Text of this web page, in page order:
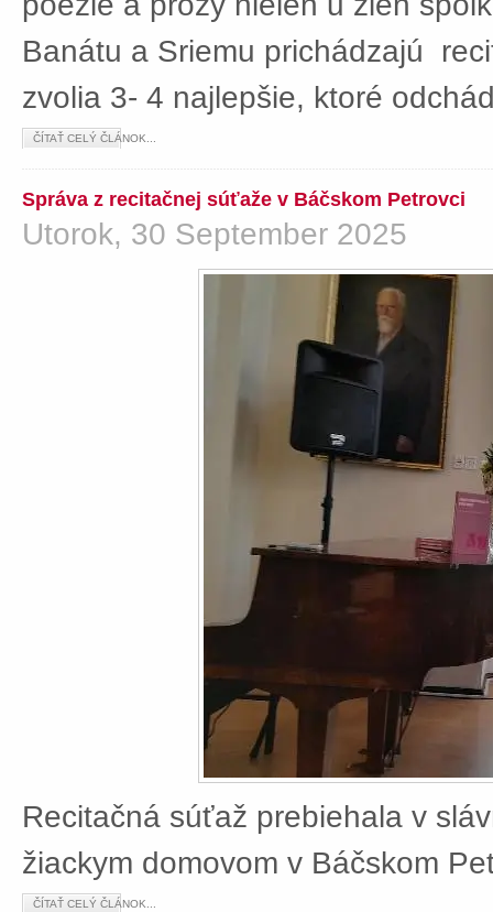
Banátu a Sriemu prichádzajú
zvolia 3- 4 najlepšie, ktoré
ČÍTAŤ CELÝ ČLÁNOK...
Správa z recitačnej súťaže v Báčskom Petrovci
Utorok, 30 September 2025
Recitačná súťaž prebiehala v
žiackym domovom v Báčskom
ČÍTAŤ CELÝ ČLÁNOK...